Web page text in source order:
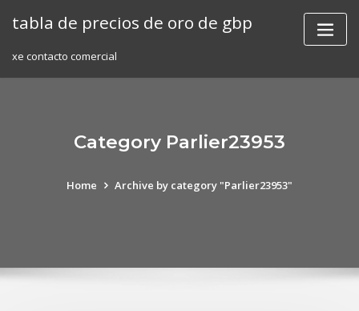
tabla de precios de oro de gbp
xe contacto comercial
Category Parlier23953
Home Archive by category "Parlier23953"